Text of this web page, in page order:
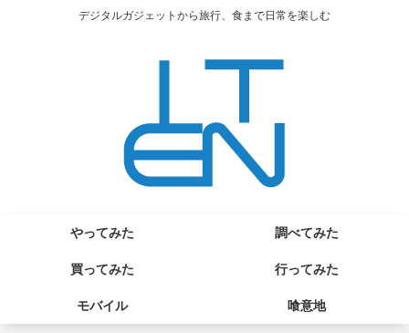
デジタルガジェットから旅行、食まで日常を楽しむ
やってみた 調べてみた
買ってみた 行ってみた
モバイル 喰意地